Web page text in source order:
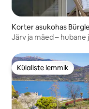
Korter asukohas
Järv ja mäed –
Külaliste lemmik
Külaliste lemmik